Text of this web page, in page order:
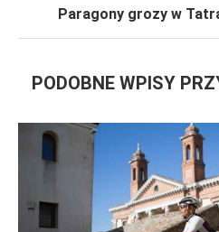
Paragony grozy w
PODOBNE WPISY